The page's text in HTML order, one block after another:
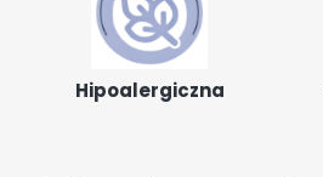
Hipoalergiczna